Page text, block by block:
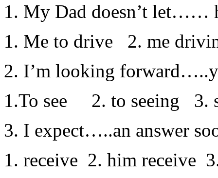
My Dad doesn’t let……
1. Me to drive 2. me
2. I’m looking
1.To see 2. to seeing 3.
3. I expect…..an answer
1. receive 2. him receive